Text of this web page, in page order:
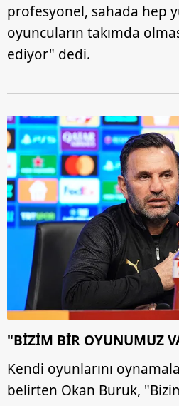
profesyonel, sahada hep
oyuncuların takımda
ediyor" dedi.
"BİZİM BİR OYUNUMUZ
Kendi oyunlarını
belirten Okan Buruk,